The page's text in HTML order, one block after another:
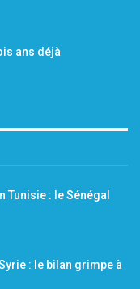
ans déjà
Tunisie : le Sénégal
: le bilan grimpe à